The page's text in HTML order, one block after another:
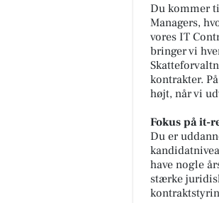
Du kommer
Managers,
vores IT
bringer vi
kontrakter.
højt, når vi
Fokus på it-
Du er
have nogle
stærke